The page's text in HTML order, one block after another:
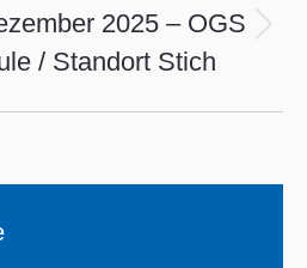
Beitrag:
2025 – OGS
/ Standort Stich